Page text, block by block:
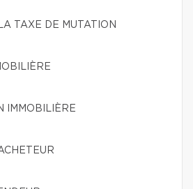
TAXE DE MUTATION
IMMOBILIÈRE